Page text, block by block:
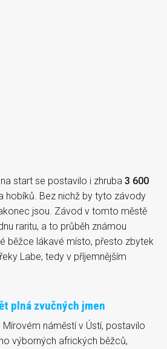
start se postavilo i zhruba 3 600
hobíků. Bez nichž by tyto závody
jsou. Závod v tomto městě
raritu, a to průběh známou
běžce lákavé místo, přesto zbytek
Labe, tedy v příjemnějším
plná zvučných jmen
Mírovém náměstí v Ústí, postavilo
výborných afrických běžců,